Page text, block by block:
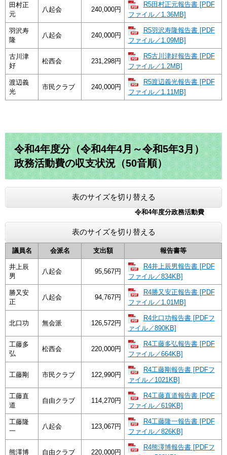
田村正
元
八起会 240,000円
R5田村正元報告書 [PDF
ファイル／1.36MB]
羽沢寿
隆
八起会 240,000円
R5羽沢寿隆報告書 [PDF
ファイル／1.09MB]
古川津
好
松西会 231,298円
R5古川津好報告書 [PDF
ファイル／1.2MB]
渡辺義
光
市民クラブ 240,000円
R5渡辺義光報告書 [PDF
ファイル／1.11MB]
令和4年度分（令和4年4月～令和5年3月）
政務活動費の収支状況（50音順）
表のサイズを切り替える
令和4年度分政務活動費
表のサイズを切り替える
議員名 会派名 支出額 報告書等
井上辰
男
八起会 95,567円
R4井上辰男報告書 [PDF
ファイル／834KB]
勝又安
正
八起会 94,767円
R4勝又安正報告書 [PDF
ファイル／1.01MB]
北口功 無会派 126,572円
R4北口功報告書 [PDFフ
ァイル／890KB]
工藤多
弘
松西会 220,000円
R4工藤多弘報告書 [PDF
ファイル／664KB]
工藤剛 市民クラブ 122,990円
R4工藤剛報告書 [PDFフ
ァイル／1021KB]
工藤直
道
自由クラブ 114,270円
R4工藤直道報告書 [PDF
ファイル／619KB]
工藤隆
一
八起会 123,067円
R4工藤隆一報告書 [PDF
ファイル／826KB]
熊澤博 自由クラブ 220,000円
R4熊澤博報告書 [PDFフ